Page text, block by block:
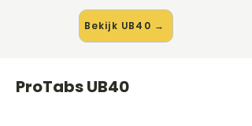
Bekijk UB40 →
ProTabs UB40